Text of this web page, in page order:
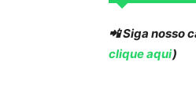
📲 Siga nosso
clique aqui)